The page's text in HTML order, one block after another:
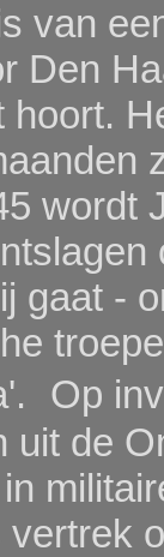
van
Den
hoort.
wordt
gaat -
Op
uit de